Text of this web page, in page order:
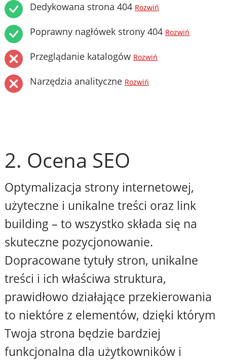
Dedykowana strona 404 Rozwiń
Poprawny nagłówek strony 404 Rozwiń
Przeglądanie katalogów Rozwiń
Narzędzia analityczne Rozwiń
2. Ocena SEO
Optymalizacja strony internetowej,
użyteczne i unikalne treści oraz link
building – to wszystko składa się na
skuteczne pozycjonowanie.
Dopracowane tytuły stron, unikalne
treści i ich właściwa struktura,
prawidłowo działające przekierowania
to niektóre z elementów, dzięki którym
Twoja strona będzie bardziej
funkcjonalna dla użytkowników i